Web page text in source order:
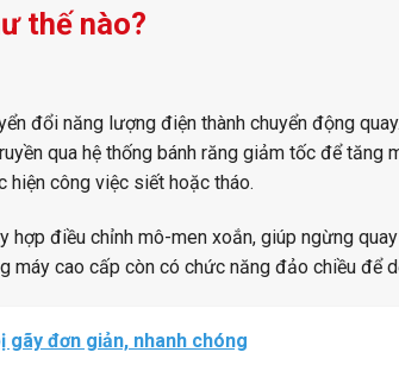
thế nào?
đổi năng lượng điện thành chuyển động
qua hệ thống bánh răng giảm tốc để tăng
công việc siết hoặc tháo.
hợp điều chỉnh mô-men xoắn, giúp ngừng
máy cao cấp còn có chức năng đảo chiều để
đơn giản, nhanh chóng